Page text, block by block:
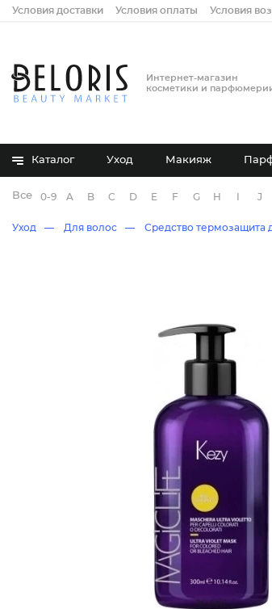
Условия доставки Условия оплаты Условия
Интернет-магазин
косметики и
Каталог Уход Макияж
Все бренды
0-9 A B C D E F G H J
Уход Для волос Средство термозащита